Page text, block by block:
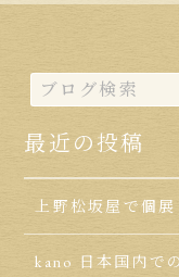
最近の投稿
上野松坂屋で個展
kano 日本国内で